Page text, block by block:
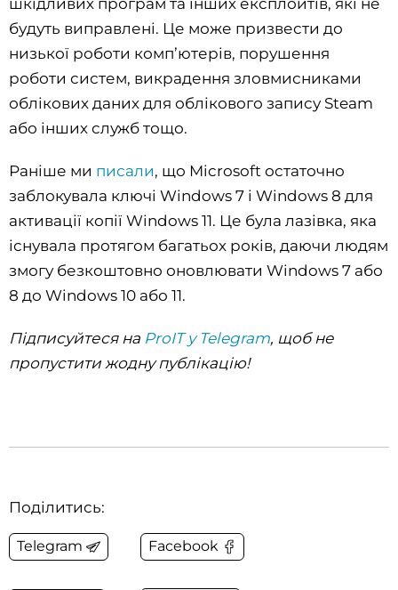
будуть виправлені. Це може призвести до
низької роботи комп’ютерів, порушення
роботи систем, викрадення зловмисниками
облікових даних для облікового запису Steam
або інших служб тощо.
Раніше ми писали, що Microsoft остаточно
заблокувала ключі Windows 7 і Windows 8 для
активації копії Windows 11. Це була лазівка, яка
існувала протягом багатьох років, даючи людям
змогу безкоштовно оновлювати Windows 7 або
8 до Windows 10 або 11.
Підписуйтеся на ProIT у Telegram, щоб не
пропустити жодну публікацію!
Поділитись:
Telegram Facebook